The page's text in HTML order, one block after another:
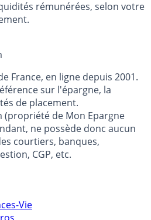
de votre capital entre
rémunérées, selon votre
France, en ligne depuis 2001.
sur l'épargne, la
de placement.
de Mon Epargne
ne possède donc aucun
courtiers, banques,
CGP, etc.